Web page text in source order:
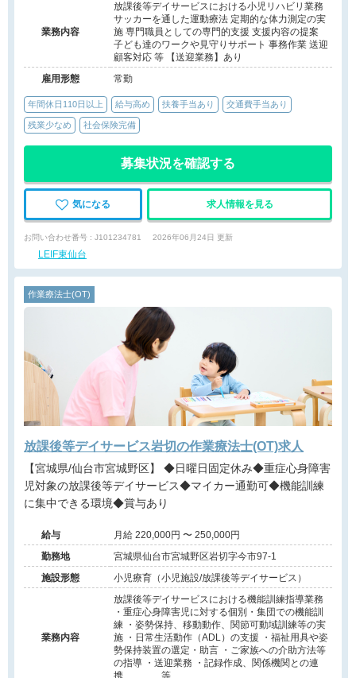
業務内容
放課後等デイサービスにおける小児リハビリ業務
サッカーを通した運動療法 定期的な体力測定の実
施 専門職員としての専門的支援 支援内容の提案
子ども達のワークや見守りサポート 事務作業 送迎
顧客対応 等 【送迎業務】あり
雇用形態
常勤
年間休日110日以上 給与高め 扶養手当あり 交通費手当あり
残業少なめ 社会保険完備
募集状況を確認する
気になる 求人情報を見る
お問い合わせ番号 : J101234781 2026年06月24日 更新
LEIF東仙台
作業療法士(OT)
放課後等デイサービス岩切の作業療法士(OT)求人
【宮城県/仙台市宮城野区】 ◆日曜日固定休み◆重症心身障害
児対象の放課後等デイサービス◆マイカー通勤可◆機能訓練
に集中できる環境◆賞与あり
給与
月給 220,000円 〜 250,000円
勤務地
宮城県仙台市宮城野区岩切字今市97-1
施設形態
小児療育（小児施設/放課後等デイサービス）
業務内容
放課後等デイサービスにおける機能訓練指導業務
・重症心身障害児に対する個別・集団での機能訓
練 ・姿勢保持、移動動作、関節可動域訓練等の実
施 ・日常生活動作（ADL）の支援 ・福祉用具や姿
勢保持装置の選定・助言 ・ご家族への介助方法等
の指導 ・送迎業務 ・記録作成、関係機関との連